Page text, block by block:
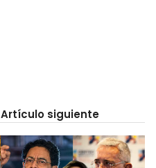
Artículo siguiente